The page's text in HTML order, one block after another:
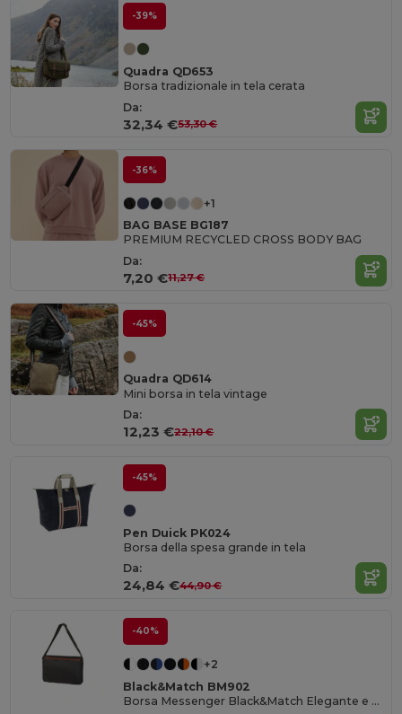
-39%
Quadra QD653
Borsa tradizionale in tela cerata
Da:
32,34 €53,30 €
-36%
+1
BAG BASE BG187
PREMIUM RECYCLED CROSS BODY BAG
Da:
7,20 €11,27 €
-45%
Quadra QD614
Mini borsa in tela vintage
Da:
12,23 €22,10 €
-45%
Pen Duick PK024
Borsa della spesa grande in tela
Da:
24,84 €44,90 €
-40%
+2
Black&Match BM902
Borsa Messenger Black&Match Elegante e Funzionale